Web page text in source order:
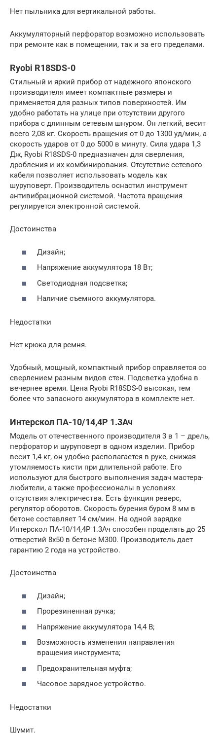
Нет пыльника для вертикальной работы.
Аккумуляторный перфоратор возможно использовать
при ремонте как в помещении, так и за его пределами.
Ryobi R18SDS-0
Стильный и яркий прибор от надежного японского
производителя имеет компактные размеры и
применяется для разных типов поверхностей. Им
удобно работать на улице при отсутствии другого
прибора с длинным сетевым шнуром. Он легкий, весит
всего 2,08 кг. Скорость вращения от 0 до 1300 уд/мин, а
скорость ударов от 0 до 5000 в минуту. Сила удара 1,3
Дж, Ryobi R18SDS-0 предназначен для сверления,
дробления и их комбинирования. Отсутствие сетевого
кабеля позволяет использовать модель как
шуруповерт. Производитель оснастил инструмент
антивибрационной системой. Частота вращения
регулируется электронной системой.
Достоинства
Дизайн;
Напряжение аккумулятора 18 Вт;
Светодиодная подсветка;
Наличие съемного аккумулятора.
Недостатки
Нет крюка для ремня.
Удобный, мощный, компактный прибор справляется со
сверлением разным видов стен. Подсветка удобна в
вечернее время. Цена Ryobi R18SDS-0 высокая, тем
более что запасного аккумулятора в комплекте нет.
Интерскол ПА-10/14,4Р 1.3Ач
Модель от отечественного производителя 3 в 1 – дрель,
перфоратор и шуруповерт в одном изделии. Прибор
весит 1,4 кг, он удобно располагается в руке, снижая
утомляемость кисти при длительной работе. Его
используют для быстрого выполнения задач мастера-
любители, а также профессионалы в условиях
отсутствия электричества. Есть функция реверс,
регулятор оборотов. Скорость бурения буром 8 мм в
бетоне составляет 14 см/мин. На одной зарядке
Интерскол ПА-10/14,4Р 1.3Ач способен проделать до 25
отверстий 8х50 в бетоне М300. Производитель дает
гарантию 2 года на устройство.
Достоинства
Дизайн;
Прорезиненная ручка;
Напряжение аккумулятора 14,4 В;
Возможность изменения направления
вращения инструмента;
Предохранительная муфта;
Часовое зарядное устройство.
Недостатки
Шумит.